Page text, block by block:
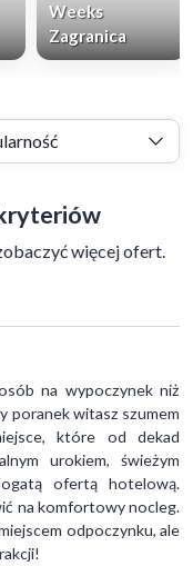
Weeks
Zagranica
więcej ofert.
na wypoczynek niż
poranek witasz szumem
które od dekad
urokiem, świeżym
ofertą hotelową.
na komfortowy nocleg.
odpoczynku, ale